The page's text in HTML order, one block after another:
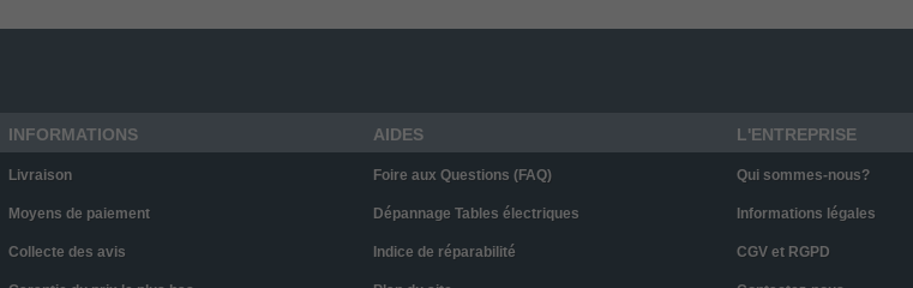
INFORMATIONS
Livraison
Moyens de paiement
Collecte des avis
AIDES
Foire aux Questions (FAQ)
Dépannage Tables électriques
Indice de réparabilité
L'ENTREPRISE
Qui sommes-nous?
Informations légales
CGV et RGPD